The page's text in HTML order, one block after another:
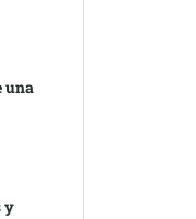
una
y